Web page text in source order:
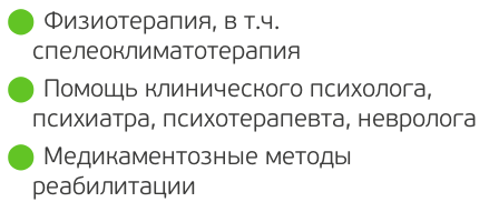
Физиотерапия, в т.ч.
спелеоклиматотерапия
Помощь клинического психолога,
психиатра, психотерапевта, невролога
Медикаментозные методы
реабилитации